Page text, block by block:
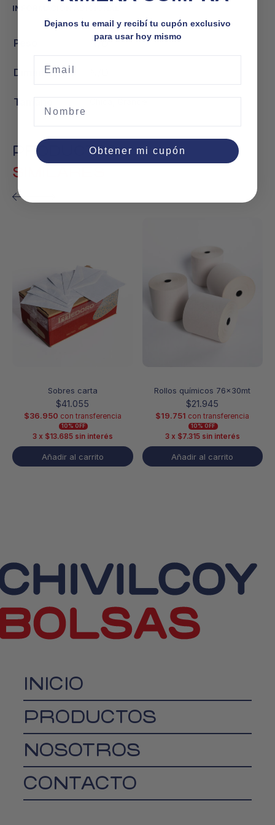
INFORMACIÓN ADICIONAL
Peso N/D
Dimensiones
Tamaño
PRODUCTOS
SIMILARES
Sobres carta
$41.055
$36.950 con transferencia
10% OFF
3 x $13.685 sin interés
Añadir al carrito
Rollos químicos 76x30mt
$21.945
$19.751 con transferencia
10% OFF
3 x $7.315 sin interés
Añadir al carrito
INICIO
PRODUCTOS
NOSOTROS
CONTACTO
Dejanos tu email y recibí tu cupón exclusivo
para usar hoy mismo
Obtener mi cupón